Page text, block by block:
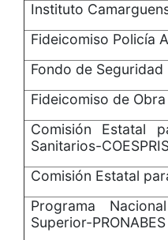
Instituto
Fideicomiso Policía
Fondo de Seguridad
Fideicomiso de
Comisión Estatal
Sanitarios-
Comisión Estatal
Programa
Superior-PRONABES